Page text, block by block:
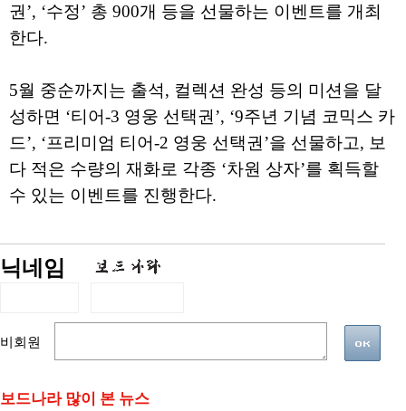
권’, ‘수정’ 총 900개 등을 선물하는 이벤트를 개최
한다.
5월 중순까지는 출석, 컬렉션 완성 등의 미션을 달
성하면 ‘티어-3 영웅 선택권’, ‘9주년 기념 코믹스 카
드’, ‘프리미엄 티어-2 영웅 선택권’을 선물하고, 보
다 적은 수량의 재화로 각종 ‘차원 상자’를 획득할
수 있는 이벤트를 진행한다.
닉네임
비회원
보드나라 많이 본 뉴스